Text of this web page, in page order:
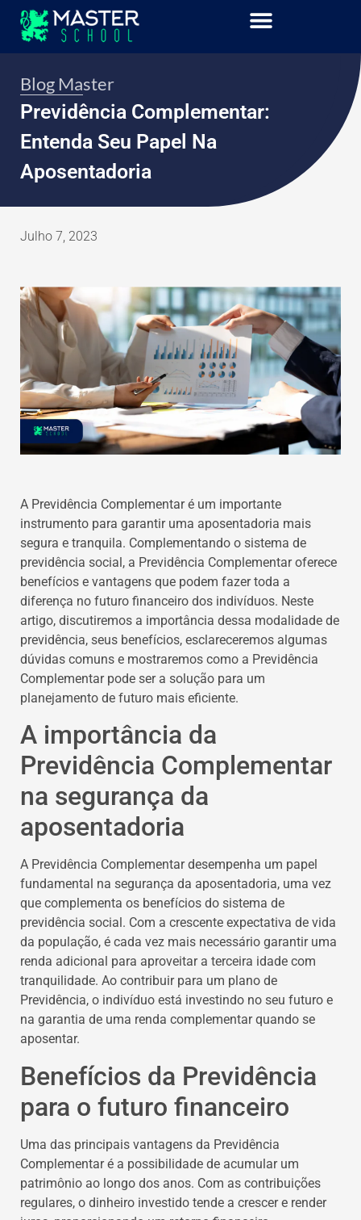
Blog Master
Previdência Complementar:
Entenda Seu Papel Na
Aposentadoria
Julho 7, 2023
A Previdência Complementar é um importante
instrumento para garantir uma aposentadoria mais
segura e tranquila. Complementando o sistema de
previdência social, a Previdência Complementar oferece
benefícios e vantagens que podem fazer toda a
diferença no futuro financeiro dos indivíduos. Neste
artigo, discutiremos a importância dessa modalidade de
previdência, seus benefícios, esclareceremos algumas
dúvidas comuns e mostraremos como a Previdência
Complementar pode ser a solução para um
planejamento de futuro mais eficiente.
A importância da
Previdência Complementar
na segurança da
aposentadoria
A Previdência Complementar desempenha um papel
fundamental na segurança da aposentadoria, uma vez
que complementa os benefícios do sistema de
previdência social. Com a crescente expectativa de vida
da população, é cada vez mais necessário garantir uma
renda adicional para aproveitar a terceira idade com
tranquilidade. Ao contribuir para um plano de
Previdência, o indivíduo está investindo no seu futuro e
na garantia de uma renda complementar quando se
aposentar.
Benefícios da Previdência
para o futuro financeiro
Uma das principais vantagens da Previdência
Complementar é a possibilidade de acumular um
patrimônio ao longo dos anos. Com as contribuições
regulares, o dinheiro investido tende a crescer e render